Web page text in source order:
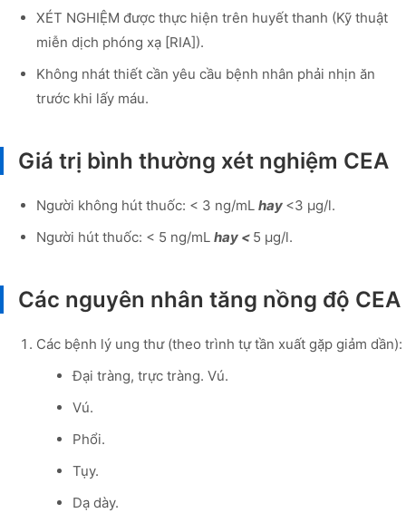
XÉT NGHIỆM được thực hiện trên huyết thanh (Kỹ thuật
miễn dịch phóng xạ [RIA]).
Không nhát thiết cần yêu cầu bệnh nhân phải nhịn ăn
trước khi lấy máu.
Giá trị bình thường xét nghiệm CEA
Người không hút thuốc: < 3 ng/mL hay <3 µg/l.
Người hút thuốc: < 5 ng/mL hay < 5 µg/l.
Các nguyên nhân tăng nồng độ CEA
Các bệnh lý ung thư (theo trình tự tần xuất gặp giảm dần):
Đại tràng, trực tràng. Vú.
Vú.
Phổi.
Tụy.
Dạ dày.